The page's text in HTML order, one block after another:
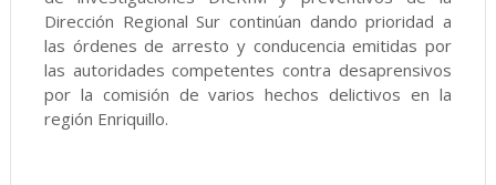
Dirección Regional Sur continúan dando prioridad a
las órdenes de arresto y conducencia emitidas por
las autoridades competentes contra desaprensivos
por la comisión de varios hechos delictivos en la
región Enriquillo.